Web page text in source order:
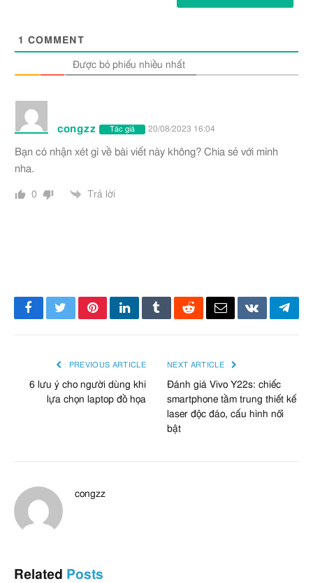
1 COMMENT
Được bỏ phiếu nhiều nhất
congzz Tác giả 20/08/2023 16:04
Bạn có nhận xét gì về bài viết này không? Chia sẻ với mình
nha.
0 Trả lời
Facebook
TwitterPinterestLinkedInTumblrRedditEmailVKontakte
PREVIOUS ARTICLE
6 lưu ý cho người dùng khi
lựa chọn laptop đồ họa
NEXT ARTICLE
Đánh giá Vivo Y22s: chiếc
smartphone tầm trung thiết kế
laser độc đáo, cấu hình nổi
bật
congzz
Related Posts